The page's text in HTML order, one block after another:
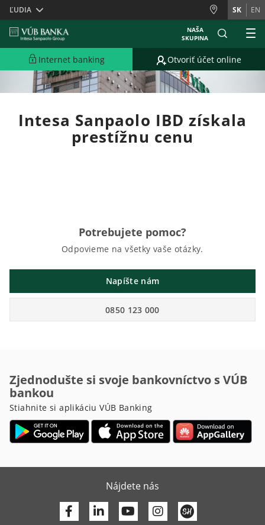
Skiplinks
ĽUDIA SK EN
NAŠA
SKUPINA
Internet banking Otvoriť účet online
Intesa Sanpaolo IBD získala
prestížnu cenu
Potrebujete pomoc?
Odpovieme na všetky vaše otázky.
Napíšte nám
0850 123 000
Zjednodušte si svoje bankovníctvo s VÚB
bankou
Stiahnite si aplikáciu VÚB Banking
Nájdete nás
Facebook
LinkedinYoutube